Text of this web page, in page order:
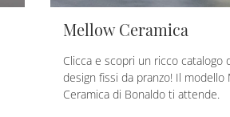
Mellow Ceramica
Clicca e scopri un ricco catalogo
design fissi da pranzo! Il modello
Ceramica di Bonaldo ti attende.